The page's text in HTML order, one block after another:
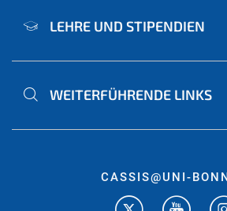
LEHRE UND STIPENDIEN
WEITERFÜHRENDE LINKS
CASSIS@UNI-